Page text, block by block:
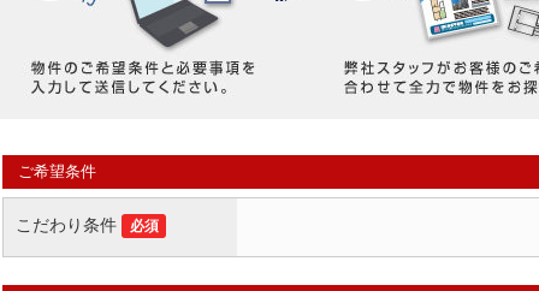
ご希望条件
こだわり条件 必須